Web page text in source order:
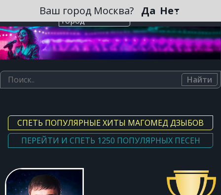
Выберите
город
Ваш город Москва? Да Нет
Найти
СПЕТЬ ПОПУЛЯРНЫЕ ХИТЫ МАГОМЕД ДЗЫБОВ
ПЕРЕЙТИ И СПЕТЬ 1250 ПОПУЛЯРНЫХ ПЕСЕН